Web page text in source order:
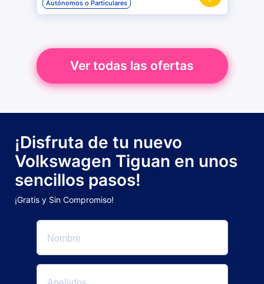
Autónomos o Particulares
Ver todas las ofertas
¡Disfruta de tu nuevo
Volkswagen Tiguan en unos
sencillos pasos!
¡Gratis y Sin Compromiso!